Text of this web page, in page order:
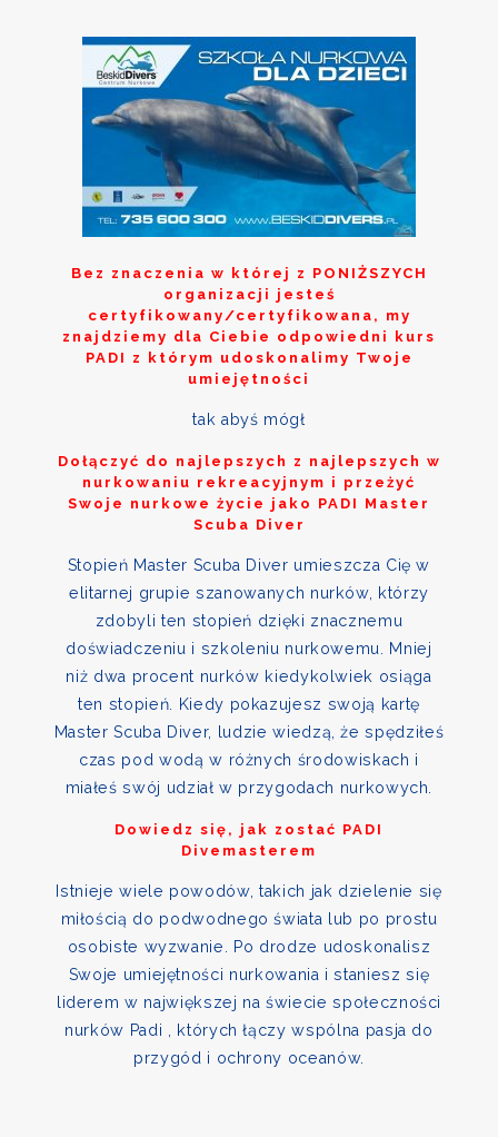
Bez znaczenia w której z PONIŻSZYCH
organizacji jesteś
certyfikowany/certyfikowana, my
znajdziemy dla Ciebie odpowiedni kurs
PADI z którym udoskonalimy Twoje
umiejętności
tak abyś mógł
Dołączyć do najlepszych z najlepszych w
nurkowaniu rekreacyjnym i przeżyć
Swoje nurkowe życie jako PADI Master
Scuba Diver
Stopień Master Scuba Diver umieszcza Cię w
elitarnej grupie szanowanych nurków, którzy
zdobyli ten stopień dzięki znacznemu
doświadczeniu i szkoleniu nurkowemu. Mniej
niż dwa procent nurków kiedykolwiek osiąga
ten stopień. Kiedy pokazujesz swoją kartę
Master Scuba Diver, ludzie wiedzą, że spędziłeś
czas pod wodą w różnych środowiskach i
miałeś swój udział w przygodach nurkowych.
Dowiedz się, jak zostać PADI
Divemasterem
Istnieje wiele powodów, takich jak dzielenie się
miłością do podwodnego świata lub po prostu
osobiste wyzwanie. Po drodze udoskonalisz
Swoje umiejętności nurkowania i staniesz się
liderem w największej na świecie społeczności
nurków Padi , których łączy wspólna pasja do
przygód i ochrony oceanów.